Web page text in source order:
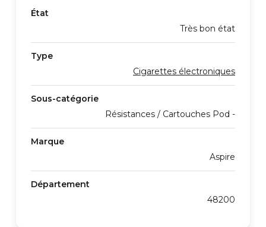
État
Très bon état
Type
Cigarettes électroniques
Sous-catégorie
Résistances / Cartouches Pod -
Marque
Aspire
Département
48200